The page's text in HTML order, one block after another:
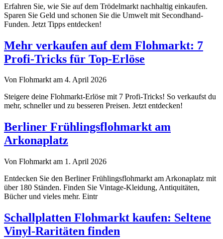
Erfahren Sie, wie Sie auf dem Trödelmarkt nachhaltig einkaufen.
Sparen Sie Geld und schonen Sie die Umwelt mit Secondhand-
Funden. Jetzt Tipps entdecken!
Mehr verkaufen auf dem Flohmarkt: 7
Profi-Tricks für Top-Erlöse
Von Flohmarkt am 4. April 2026
Steigere deine Flohmarkt-Erlöse mit 7 Profi-Tricks! So verkaufst du
mehr, schneller und zu besseren Preisen. Jetzt entdecken!
Berliner Frühlingsflohmarkt am
Arkonaplatz
Von Flohmarkt am 1. April 2026
Entdecken Sie den Berliner Frühlingsflohmarkt am Arkonaplatz mit
über 180 Ständen. Finden Sie Vintage-Kleidung, Antiquitäten,
Bücher und vieles mehr. Eintr
Schallplatten Flohmarkt kaufen: Seltene
Vinyl-Raritäten finden